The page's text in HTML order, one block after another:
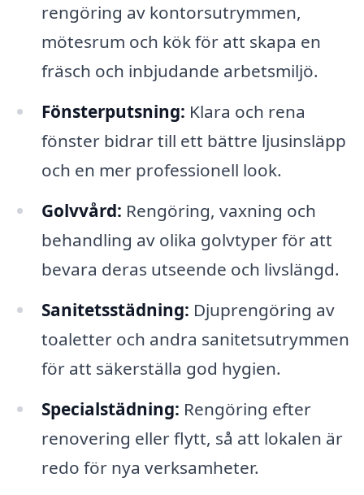
rengöring av kontorsutrymmen,
mötesrum och kök för att skapa en
fräsch och inbjudande arbetsmiljö.
Fönsterputsning: Klara och rena
fönster bidrar till ett bättre ljusinsläpp
och en mer professionell look.
Golvvård: Rengöring, vaxning och
behandling av olika golvtyper för att
bevara deras utseende och livslängd.
Sanitetsstädning: Djuprengöring av
toaletter och andra sanitetsutrymmen
för att säkerställa god hygien.
Specialstädning: Rengöring efter
renovering eller flytt, så att lokalen är
redo för nya verksamheter.